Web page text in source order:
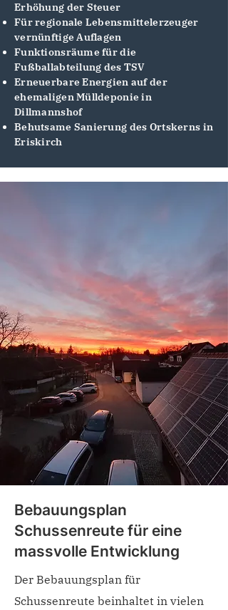
Erhöhung der Steuer
Für regionale Lebensmittelerzeuger
vernünftige Auflagen
Funktionsräume für die
Fußballabteilung des TSV
Erneuerbare Energien auf der
ehemaligen Mülldeponie in
Dillmannshof
Behutsame Sanierung des Ortskerns in
Eriskirch
Bebauungsplan
Schussenreute für eine
massvolle Entwicklung
Der Bebauungsplan für
Schussenreute beinhaltet in vielen